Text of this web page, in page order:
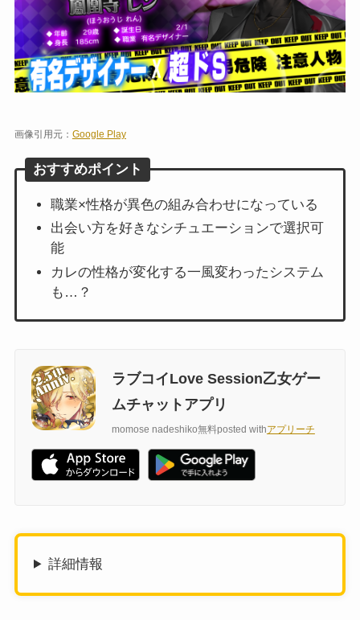
画像引用元： Google Play
おすすめポイント
職業×性格が異色の組み合わせになっている
出会い方を好きなシチュエーションで選択可
能
カレの性格が変化する一風変わったシステム
も…？
ラブコイLove Session乙女ゲー
ムチャットアプリ
momose nadeshiko無料posted withアプリーチ
詳細情報